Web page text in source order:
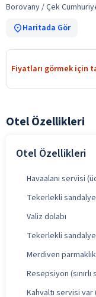
Borovany / Çek
Haritada Gör
Fiyatları görmek için
Otel Özellikleri
Otel Özellikleri
Havaalanı servisi
Tekerlekli sandalye
Valiz dolabı
Tekerlekli sandalye
Merdiven
Resepsiyon
Kahvaltı servisi